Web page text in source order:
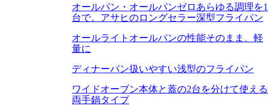
オールパン・オールパンゼロ あらゆる調理を1
台で。アサヒのロングセラー深型フライパン
オールライト オールパンの性能そのまま、軽
量に
ディナーパン扱いやすい浅型のフライパン
ワイドオーブン本体と蓋の2台を分けて使える
両手鍋タイプ